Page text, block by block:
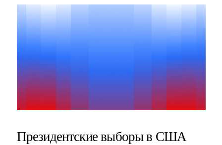
Президентские выборы в США